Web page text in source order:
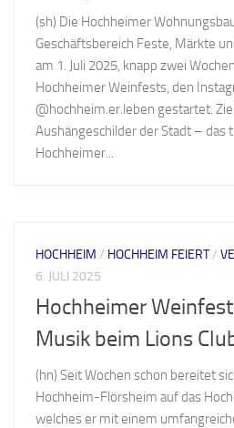
(sh) Die Hochheimer
Geschäftsbereich Feste, Märkte
am 1. Juli 2025, knapp zwei
Hochheimer Weinfests, den
@hochheim.er.leben gestartet.
Aushängeschilder der Stadt – das
Hochheimer...
HOCHHEIM / HOCHHEIM FEIERT/
6. JULI 2025
Hochheimer
Musik beim Lions
(hn) Seit Wochen schon bereitet
Hochheim-Flörsheim auf das
welches er mit einem